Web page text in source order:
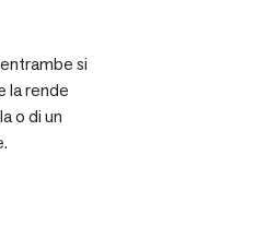
si
la rende
o di un